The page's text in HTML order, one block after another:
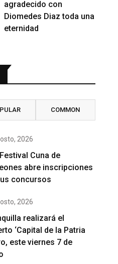
agradecido con
Diomedes Diaz toda una
eternidad
COMMON
2026
Cuna de
abre inscripciones
concursos
2026
realizará el
‘Capital de la Patria
este viernes 7 de